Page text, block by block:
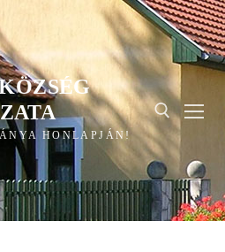
HONLAPJÁN!
Keresése: